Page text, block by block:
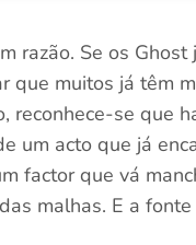
razão. Se os
que muitos já têm
reconhece-se que
um acto que já
factor que vá
malhas. E a